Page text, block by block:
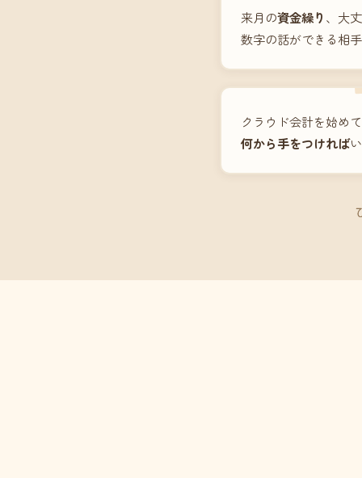
来月の資金繰り 、大
数字の話ができる相
クラウド会計を始め
何から手をつければ